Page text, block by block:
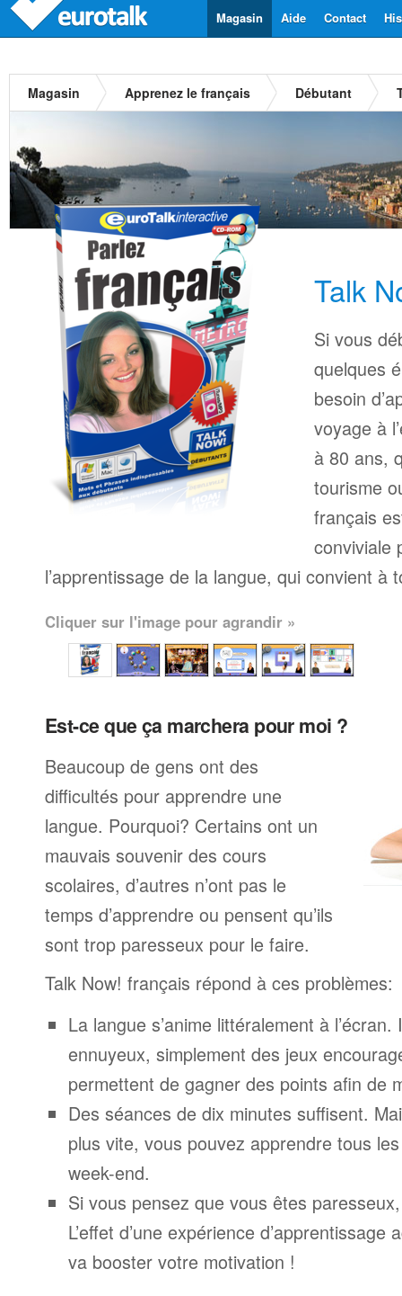
Contact
Aide
Magasin
Magasin Apprenez le français Débutant
Talk
Si vous
quelques
besoin
voyage à
à 80 ans,
tourisme
français
conviviale
l’apprentissage de la langue, qui convient à
Cliquer sur l'image pour agrandir »
Est-ce que ça marchera pour moi ?
Beaucoup de gens ont des
difficultés pour apprendre une
langue. Pourquoi? Certains ont un
mauvais souvenir des cours
scolaires, d’autres n’ont pas le
temps d’apprendre ou pensent qu’ils
sont trop paresseux pour le faire.
Talk Now! français répond à ces problèmes:
La langue s’anime littéralement à l’écran.
ennuyeux, simplement des jeux
permettent de gagner des points afin de
Des séances de dix minutes suffisent.
plus vite, vous pouvez apprendre tous
week-end.
Si vous pensez que vous êtes
L’effet d’une expérience
va booster votre motivation !